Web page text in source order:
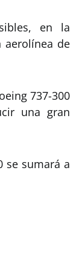
en la
aerolínea de
737-300
una gran
se sumará a